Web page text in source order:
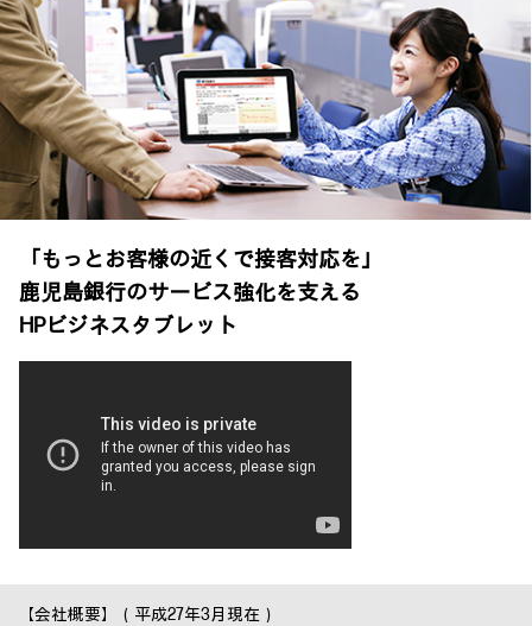
「もっとお客様の近くで接客対応を」
鹿児島銀行のサービス強化を支える
HPビジネスタブレット
【会社概要】（平成27年3月現在）